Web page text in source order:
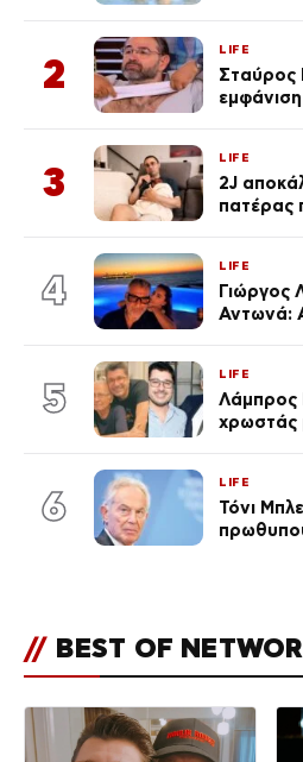
2
LIFE
Σταύρος
3
LIFE
2J
πατέρας
4
LIFE
Γιώργος
Αντωνά:
5
LIFE
Λάμπρος
χρωστάς
6
LIFE
Τόνι
// BEST OF